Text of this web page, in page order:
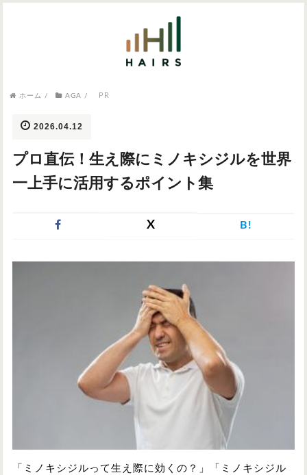
AGA
発毛
円形脱毛症
お問い合わせ
ホーム / AGA / PR
2026.04.12
プロ直伝！生え際にミノキシジルを世界
一上手に活用するポイント集
X B!
「ミノキシジルって生え際に効くの？」「ミノキシジル
気になるワードから記事を探す
症状・悩みから記事を探す
女性の薄毛
対策・アイテムから記事を探す